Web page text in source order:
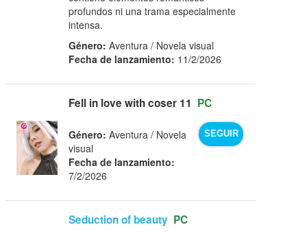
profundos ni una trama especialmente
intensa.
Género: Aventura / Novela visual
Fecha de lanzamiento: 11/2/2026
Fell in love with coser 11 PC
SEGUIR
Género: Aventura / Novela
visual
Fecha de lanzamiento:
7/2/2026
Seduction of beauty PC